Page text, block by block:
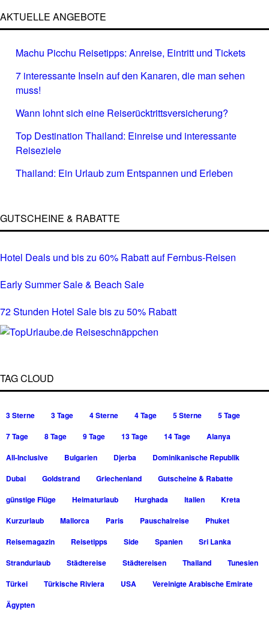
AKTUELLE ANGEBOTE
Machu Picchu Reisetipps: Anreise, Eintritt und Tickets
7 interessante Inseln auf den Kanaren, die man sehen
muss!
Wann lohnt sich eine Reiserücktrittsversicherung?
Top Destination Thailand: Einreise und interessante
Reiseziele
Thailand: Ein Urlaub zum Entspannen und Erleben
GUTSCHEINE & RABATTE
Hotel Deals und bis zu 60% Rabatt auf Fernbus-Reisen
Early Summer Sale & Beach Sale
72 Stunden Hotel Sale bis zu 50% Rabatt
TAG CLOUD
3 Sterne 3 Tage 4 Sterne 4 Tage 5 Sterne
5 Tage
7 Tage
8 Tage 9 Tage 13 Tage 14 Tage
Alanya
All-Inclusive
Bulgarien Djerba
Dominikanische Republik
Dubai
Goldstrand Griechenland
Gutscheine & Rabatte
günstige Flüge
Heimaturlaub Hurghada Italien
Kreta
Kurzurlaub
Mallorca Paris Pauschalreise
Phuket
Reisemagazin
Reisetipps Side Spanien
Sri Lanka
Strandurlaub
Städtereise Städtereisen Thailand
Tunesien
Türkei
Türkische Riviera USA
Vereinigte Arabische Emirate
Ägypten